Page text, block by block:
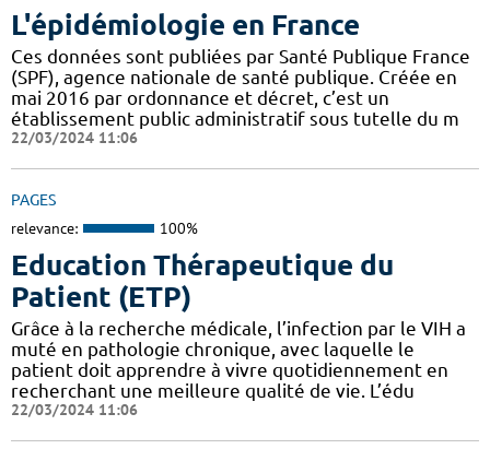
L'épidémiologie en France
Ces données sont publiées par Santé Publique France
(SPF), agence nationale de santé publique. Créée en
mai 2016 par ordonnance et décret, c’est un
établissement public administratif sous tutelle du m
22/03/2024 11:06
PAGES
relevance: 100%
Education Thérapeutique du
Patient (ETP)
Grâce à la recherche médicale, l’infection par le VIH a
muté en pathologie chronique, avec laquelle le
patient doit apprendre à vivre quotidiennement en
recherchant une meilleure qualité de vie. L’édu
22/03/2024 11:06